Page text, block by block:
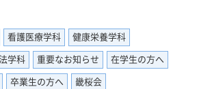
看護医療学科 健康栄養学科
学科 重要なお知らせ 在学生の方へ
卒業生の方へ 畿桜会